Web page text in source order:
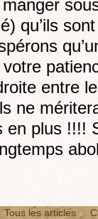
qu’ils
votre
entre
ne
en plus !!!!
Tous les articles